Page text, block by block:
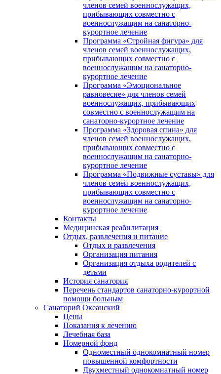
членов семей военнослужащих,
прибывающих совместно с
военнослужащим на санаторно-
курортное лечение
Программа «Стройная фигура» для
членов семей военнослужащих,
прибывающих совместно с
военнослужащим на санаторно-
курортное лечение
Программа «Эмоциональное
равновесие» для членов семей
военнослужащих, прибывающих
совместно с военнослужащим на
санаторно-курортное лечение
Программа «Здоровая спина» для
членов семей военнослужащих,
прибывающих совместно с
военнослужащим на санаторно-
курортное лечение
Программа «Подвижные суставы» для
членов семей военнослужащих,
прибывающих совместно с
военнослужащим на санаторно-
курортное лечение
Контакты
Медицинская реабилитация
Отдых, развлечения и питание
Отдых и развлечения
Организация питания
Организация отдыха родителей с
детьми
История санатория
Перечень стандартов санаторно-курортной
помощи больным
Санаторий Океанский
Цены
Показания к лечению
Лечебная база
Номерной фонд
Одноместный однокомнатный номер
повышенной комфортности
Двухместный однокомнатный номер